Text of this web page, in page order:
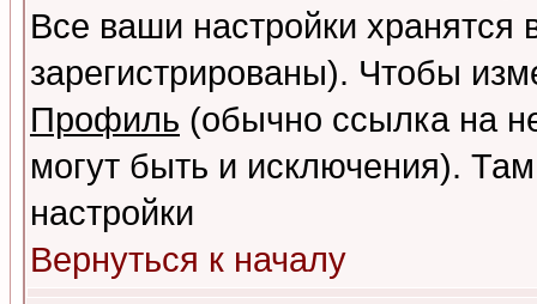
Все ваши настройки
зарегистрированы). Чтобы
Профиль (обычно ссылка на
могут быть и исключения).
настройки
Вернуться к началу